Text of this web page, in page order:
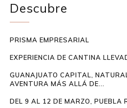
Descubre
PRISMA EMPRESARIAL
EXPERIENCIA DE CANTINA
GUANAJUATO CAPITAL,
AVENTURA MÁS ALLÁ DE...
DEL 9 AL 12 DE MARZO, PUEBLA